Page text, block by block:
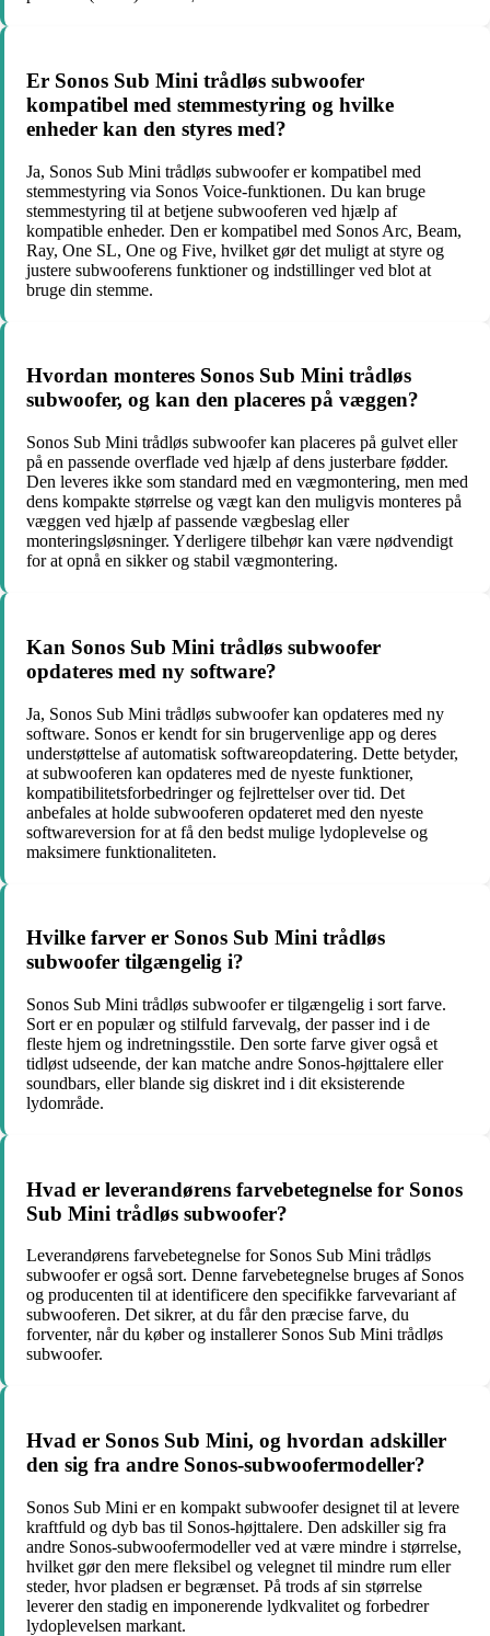
Er Sonos Sub Mini trådløs subwoofer
kompatibel med stemmestyring og hvilke
enheder kan den styres med?
Ja, Sonos Sub Mini trådløs subwoofer er kompatibel med
stemmestyring via Sonos Voice-funktionen. Du kan bruge
stemmestyring til at betjene subwooferen ved hjælp af
kompatible enheder. Den er kompatibel med Sonos Arc, Beam,
Ray, One SL, One og Five, hvilket gør det muligt at styre og
justere subwooferens funktioner og indstillinger ved blot at
bruge din stemme.
Hvordan monteres Sonos Sub Mini trådløs
subwoofer, og kan den placeres på væggen?
Sonos Sub Mini trådløs subwoofer kan placeres på gulvet eller
på en passende overflade ved hjælp af dens justerbare fødder.
Den leveres ikke som standard med en vægmontering, men med
dens kompakte størrelse og vægt kan den muligvis monteres på
væggen ved hjælp af passende vægbeslag eller
monteringsløsninger. Yderligere tilbehør kan være nødvendigt
for at opnå en sikker og stabil vægmontering.
Kan Sonos Sub Mini trådløs subwoofer
opdateres med ny software?
Ja, Sonos Sub Mini trådløs subwoofer kan opdateres med ny
software. Sonos er kendt for sin brugervenlige app og deres
understøttelse af automatisk softwareopdatering. Dette betyder,
at subwooferen kan opdateres med de nyeste funktioner,
kompatibilitetsforbedringer og fejlrettelser over tid. Det
anbefales at holde subwooferen opdateret med den nyeste
softwareversion for at få den bedst mulige lydoplevelse og
maksimere funktionaliteten.
Hvilke farver er Sonos Sub Mini trådløs
subwoofer tilgængelig i?
Sonos Sub Mini trådløs subwoofer er tilgængelig i sort farve.
Sort er en populær og stilfuld farvevalg, der passer ind i de
fleste hjem og indretningsstile. Den sorte farve giver også et
tidløst udseende, der kan matche andre Sonos-højttalere eller
soundbars, eller blande sig diskret ind i dit eksisterende
lydområde.
Hvad er leverandørens farvebetegnelse for Sonos
Sub Mini trådløs subwoofer?
Leverandørens farvebetegnelse for Sonos Sub Mini trådløs
subwoofer er også sort. Denne farvebetegnelse bruges af Sonos
og producenten til at identificere den specifikke farvevariant af
subwooferen. Det sikrer, at du får den præcise farve, du
forventer, når du køber og installerer Sonos Sub Mini trådløs
subwoofer.
Hvad er Sonos Sub Mini, og hvordan adskiller
den sig fra andre Sonos-subwoofermodeller?
Sonos Sub Mini er en kompakt subwoofer designet til at levere
kraftfuld og dyb bas til Sonos-højttalere. Den adskiller sig fra
andre Sonos-subwoofermodeller ved at være mindre i størrelse,
hvilket gør den mere fleksibel og velegnet til mindre rum eller
steder, hvor pladsen er begrænset. På trods af sin størrelse
leverer den stadig en imponerende lydkvalitet og forbedrer
lydoplevelsen markant.